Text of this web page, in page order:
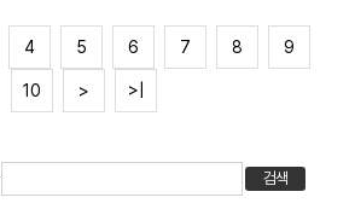
4 5 6 7 8 9
10 > >|
검색